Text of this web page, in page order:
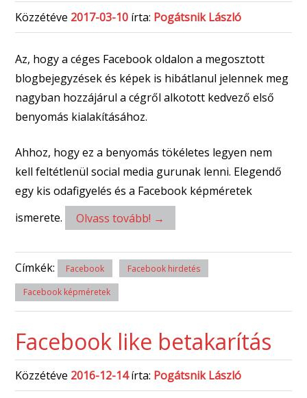
Közzétéve 2017-03-10 írta: Pogátsnik László
Az, hogy a céges Facebook oldalon a megosztott
blogbejegyzések és képek is hibátlanul jelennek meg
nagyban hozzájárul a cégről alkotott kedvező első
benyomás kialakításához.
Ahhoz, hogy ez a benyomás tökéletes legyen nem
kell feltétlenül social media gurunak lenni. Elegendő
egy kis odafigyelés és a Facebook képméretek
ismerete.
Olvass tovább! →
Címkék: Facebook Facebook hirdetés
Facebook képméretek
Facebook like betakarítás
Közzétéve 2016-12-14írta: Pogátsnik László